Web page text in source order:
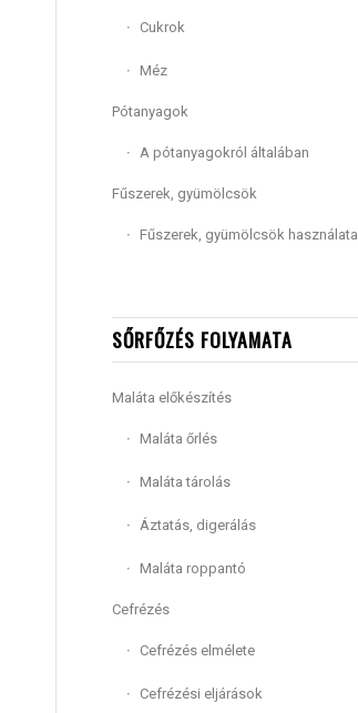
Cukrok
Méz
Pótanyagok
A pótanyagokról általában
Fűszerek, gyümölcsök
Fűszerek, gyümölcsök használata
SŐRFŐZÉS FOLYAMATA
Maláta előkészítés
Maláta őrlés
Maláta tárolás
Áztatás, digerálás
Maláta roppantó
Cefrézés
Cefrézés elmélete
Cefrézési eljárások